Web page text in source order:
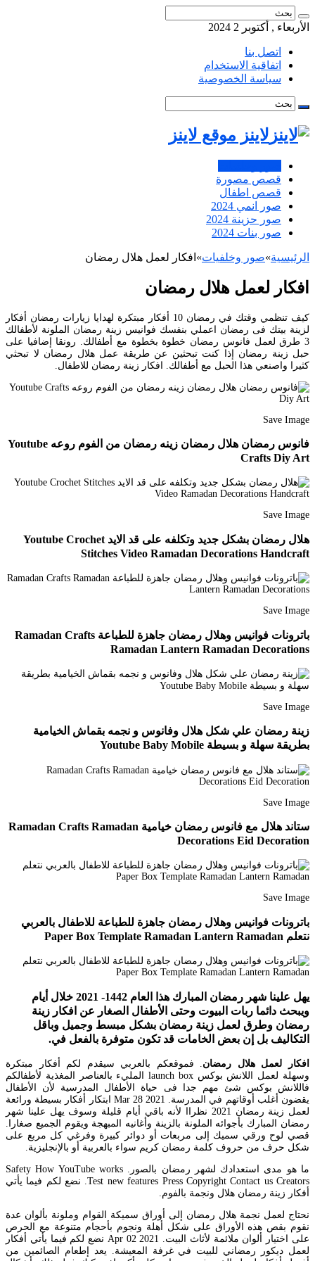
الأربعاء , أكتوبر 2 2024
اتصل بنا
اتفاقية الاستخدام
سياسة الخصوصية
لاينز موقع لاينز
قصص مصورة
قصص اطفال
صور انمي 2024
صور حزينة 2024
صور بنات 2024
الرئيسية»صور وخلفيات» افكار لعمل هلال رمضان
افكار لعمل هلال رمضان
كيف تنظمي وقتك في رمضان 10 أفكار مبتكرة لهدايا زيارات رمضان أفكار
لزينة بيتك فى رمضان اعملي بنفسك فوانيس زينة رمضان الملونة لأطفالك
3 طرق لعمل فانوس رمضان خطوة بخطوة مع أطفالك. رونقا إضافيا على
حبل زينة رمضان إذا كنت تبحثين عن طريقة عمل هلال رمضان لا تبحثي
كثيرا واصنعي هذا الحبل مع أطفالك. افكار زينة رمضان للاطفال.
Save Image
فانوس رمضان هلال رمضان زينه رمضان من الفوم روعه Youtube
Crafts Diy Art
Save Image
هلال رمضان بشكل جديد وتكلفه على قد الايد Youtube Crochet
Stitches Video Ramadan Decorations Handcraft
Save Image
باترونات فوانيس وهلال رمضان جاهزة للطباعة Ramadan Crafts
Ramadan Lantern Ramadan Decorations
Save Image
زينة رمضان علي شكل هلال وفانوس و نجمه بقماش الخيامية
بطريقة سهلة و بسيطة Youtube Baby Mobile
Save Image
ستاند هلال مع فانوس رمضان خيامية Ramadan Crafts Ramadan
Decorations Eid Decoration
Save Image
باترونات فوانيس وهلال رمضان جاهزة للطباعة للاطفال بالعربي
نتعلم Paper Box Template Ramadan Lantern Ramadan
يهل علينا شهر رمضان المبارك هذا العام 1442- 2021 خلال أيام
ويبحث دائما ربات البيوت وحتى الأطفال الصغار عن افكار زينة
رمضان وطرق لعمل زينة رمضان بشكل مبسط وجميل وباقل
التكاليف بل إن بعض الخامات قد تكون متوفرة بالفعل في.
افكار لعمل هلال رمضان . فموقعكم بالعربي سيقدم لكم أفكار مبتكرة
وسهلة لعمل اللانش بوكس launch box المليء بالعناصر المغذية لأطفالكم
فاللانش بوكس شئ مهم جدا فى حياة الأطفال المدرسية لأن الأطفال
يقضون أغلب أوقاتهم في المدرسة. Mar 28 2021 ابتكار أفكار بسيطة ورائعة
لعمل زينة رمضان 2021 نظراا لأنه باقي أيام قليلة وسوف يهل علينا شهر
رمضان المبارك بأجوائه الملونة بالزينة وأغانيه المبهجة ويقوم الجميع صغارا.
قصي لوح ورقي سميك إلى مربعات أو دوائر كبيرة وفرغي كل مربع على
شكل حرف من حروف كلمة رمضان كريم سواء بالعربية أو بالإنجليزية.
ما هو مدى استعدادك لشهر رمضان بالصور. Safety How YouTube works
Test new features Press Copyright Contact us Creators. نضع لكم فيما يأتي
أفكار زينة رمضان هلال ونجمة بالفوم.
نحتاج لعمل نجمة هلال رمضان إلى أوراق سميكة القوام وملونة بألوان عدة
نقوم بقص هذه الأوراق على شكل أهلة ونجوم بأحجام متنوعة مع الحرص
على اختيار ألوان ملائمة لأثاث البيت. Apr 02 2021 نضع لكم فيما يأتي أفكار
لعمل ديكور رمضاني للبيت في غرفة المعيشة. يعد إطعام الصائمين من